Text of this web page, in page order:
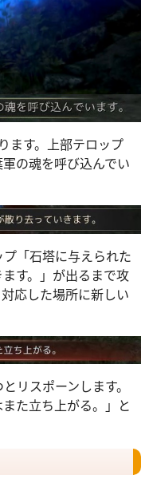
ます。上部テロップ
の魂を呼び込んでい
「石塔に与えられた
す。」が出るまで攻
応した場所に新しい
リスポーンします。
た立ち上がる。」と